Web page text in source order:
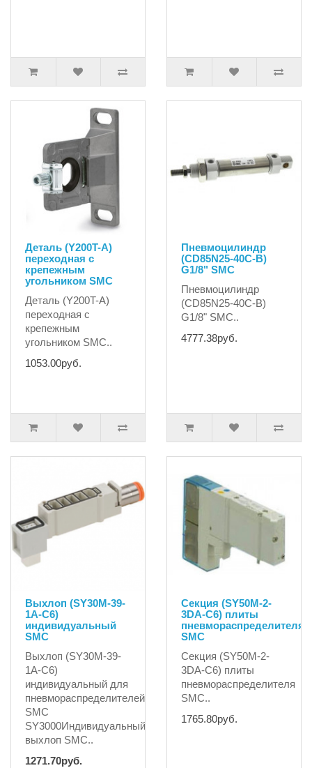
Деталь (Y200T-A)
переходная с
крепежным
угольником SMC
Деталь (Y200T-A)
переходная с
крепежным
угольником SMC..
1053.00руб.
Пневмоцилиндр
(CD85N25-40C-B)
G1/8" SMC
Пневмоцилиндр
(CD85N25-40C-B)
G1/8" SMC..
4777.38руб.
Выхлоп (SY30M-39-
1A-C6)
индивидуальный
SMC
Выхлоп (SY30M-39-
1A-C6)
индивидуальный для
пневмораспределителей
SMC
SY3000Индивидуальный
выхлоп SMC..
1271.70руб.
Секция (SY50M-2-
3DA-C6) плиты
пневмораспределителя
SMC
Секция (SY50M-2-
3DA-C6) плиты
пневмораспределителя
SMC..
1765.80руб.